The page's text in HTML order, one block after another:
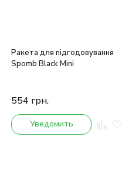
Ракета для підгодовування
Spomb Black Mini
554 грн.
Уведомить